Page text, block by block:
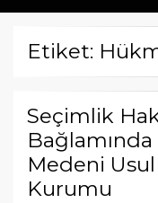
Etiket:
Seçimlik
Medeni
Kurumu